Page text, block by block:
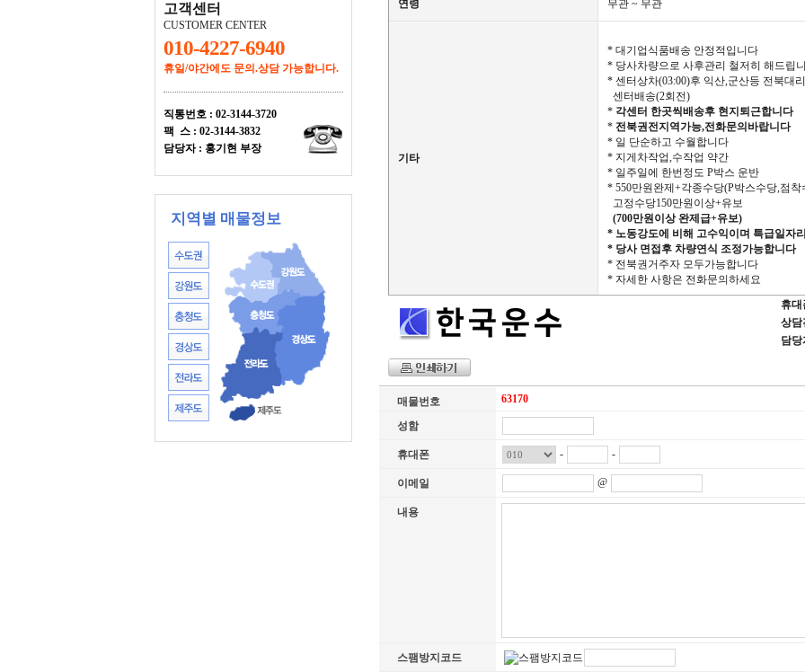
고객센터
CUSTOMER CENTER
010-4227-6940
휴일/야간에도 문의.상담 가능합니다.
직통번호 : 02-3144-3720
팩 스 : 02-3144-3832
담당자 : 홍기현 부장
지역별 매물정보
연령 무관 ~ 무관
기타
* 대기업식품배송 안정적입니다
* 당사차량으로 사후관리 철저히 해드립
* 센터상차(03:00)후 익산,군산등 전북대
센터배송(2회전)
* 각센터 한곳씩배송후 현지퇴근합니다
* 전북권전지역가능,전화문의바랍니다
* 일 단순하고 수월합니다
* 지게차작업,수작업 약간
* 일주일에 한번정도 P박스 운반
* 550만원완제+각종수당(P박스수당,점착
고정수당150만원이상+유보
(700만원이상 완제급+유보)
* 노동강도에 비해 고수익이며 특급일자리
* 당사 면접후 차량연식 조정가능합니다
* 전북권거주자 모두가능합니다
* 자세한 사항은 전화문의하세요
휴대
상담
담
매물번호 63170
성함
휴대폰 - -
이메일 @
내용
스팸방지코드